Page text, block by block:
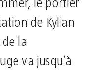
le portier
de Kylian
la
va jusqu’à